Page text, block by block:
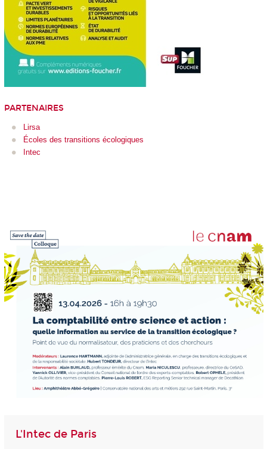
PARTENAIRES
Lirsa
Écoles des transitions écologiques
Intec
L'Intec de Paris